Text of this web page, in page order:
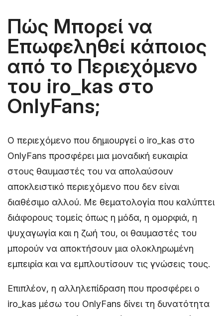
Πώς Μπορεί να
Επωφεληθεί κάποιος
από το Περιεχόμενο
του iro_kas στο
OnlyFans;
Ο περιεχόμενο που δημιουργεί ο iro_kas στο
OnlyFans προσφέρει μια μοναδική ευκαιρία
στους θαυμαστές του να απολαύσουν
αποκλειστικό περιεχόμενο που δεν είναι
διαθέσιμο αλλού. Με θεματολογία που καλύπτει
διάφορους τομείς όπως η μόδα, η ομορφιά, η
ψυχαγωγία και η ζωή του, οι θαυμαστές του
μπορούν να αποκτήσουν μια ολοκληρωμένη
εμπειρία και να εμπλουτίσουν τις γνώσεις τους.
Επιπλέον, η αλληλεπίδραση που προσφέρει ο
iro_kas μέσω του OnlyFans δίνει τη δυνατότητα